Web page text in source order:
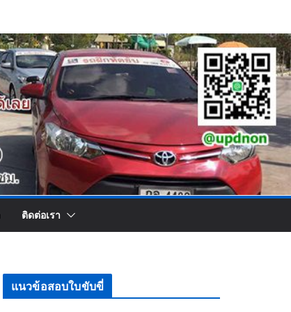
ติดต่อเรา
แนวข้อสอบใบขับขี่